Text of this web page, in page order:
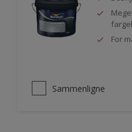
For
Sammenligne